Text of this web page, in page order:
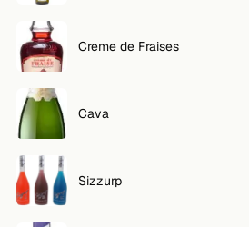
Creme de Fraises
Cava
Sizzurp